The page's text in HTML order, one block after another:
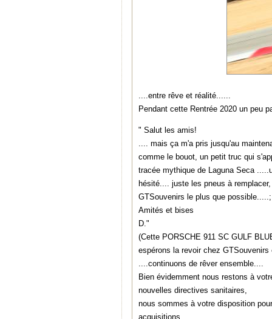
....entre rêve et réalité......
Pendant cette Rentrée 2020 un peu
" Salut les amis!
.... mais ça m'a pris jusqu'au
comme le bouot, un petit truc qui
tracée mythique de Laguna Seca
hésité.... juste les pneus à
GTSouvenirs le plus que possible.....;
Amités et bises
D."
(Cette PORSCHE 911 SC GULF
espérons la revoir chez
....continuons de rêver ensemble....
Bien évidemment nous restons à
nouvelles directives sanitaires,
nous sommes à votre disposition
acquisitions.